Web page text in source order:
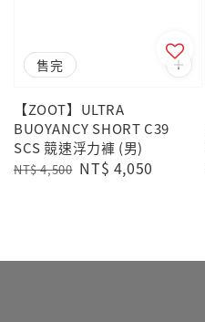
優惠
售完
【ZOOT】ULTRA
BUOYANCY SHORT C39
SCS 競速浮力褲 (男)
Regular
NT$ 4,500 Sale
NT$ 4,050